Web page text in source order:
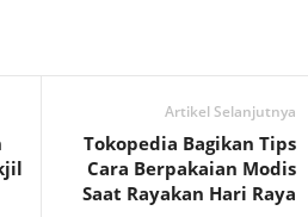
Artikel Selanjutnya
Tokopedia Bagikan Tips
Cara Berpakaian Modis
Saat Rayakan Hari Raya